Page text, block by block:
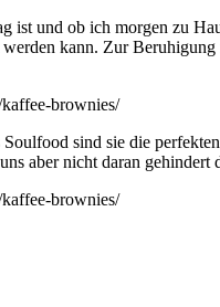
und ob ich morgen zu
kann. Zur
sind sie die
aber nicht daran gehindert